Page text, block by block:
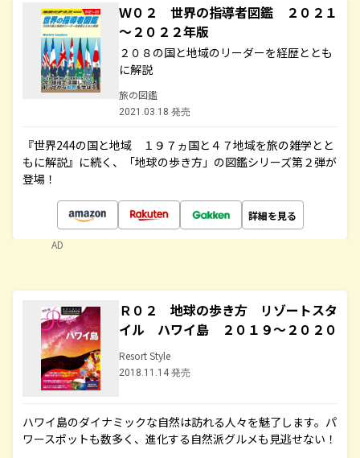
Ｗ０２ 世界の指導者図鑑 ２０２１
～２０２２年版
２０８の国と地域のリーダーを経歴ととも
に解説
旅の図鑑
2021.03.18 発売
『世界244の国と地域 １９７ヵ国と４７地域を旅の雑学とと
もに解説』に続く、「地球の歩き方」の図鑑シリーズ第２弾が
登場！
詳細を見る
AD
Ｒ０２ 地球の歩き方 リゾートスタ
イル ハワイ島 ２０１９～２０２０
Resort Style
2018.11.14 発売
ハワイ島のダイナミックな自然は訪れる人々を魅了します。パ
ワースポットも数多く、進化する自然派グルメも見逃せない！